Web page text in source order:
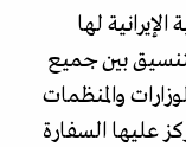
الإيرانية لها
بين جميع
والمنظمات
عليها السفارة